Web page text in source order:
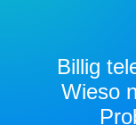
Billig
Wieso